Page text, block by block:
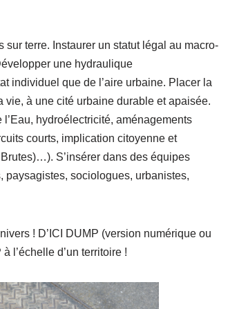
terre. Instaurer un statut légal au macro-
une hydraulique
individuel que de l’aire urbaine. Placer la
vie, à une cité urbaine durable et apaisée.
hydroélectricité, aménagements
courts, implication citoyenne et
S’insérer dans des équipes
paysagistes, sociologues, urbanistes,
! D’ICI DUMP (version numérique ou
l’échelle d’un territoire !